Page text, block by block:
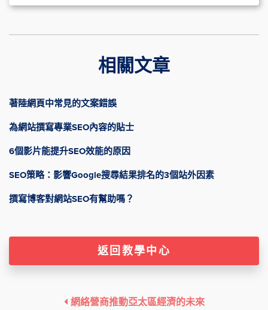
相關文章
著陸網頁中常見的文案錯誤
為網站撰寫專業SEO內容的貼士
6個影片能提升SEO效能的原因
SEO策略：影響Google搜尋結果排名的3個站外因素
撰寫博客對網站SEO有幫助嗎？
返回教學中心
網絡營商推動亞太區經濟的未來